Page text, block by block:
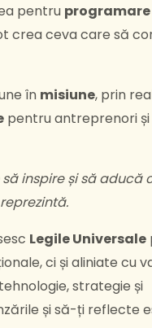
pentru programare
crea ceva care să
în misiune, prin
pentru antreprenori
inspire și să aducă
Legile Universale
ci și aliniate cu
strategie și
și să-ți reflecte